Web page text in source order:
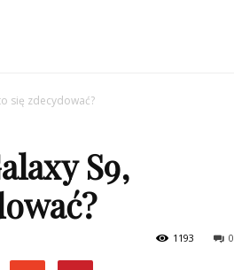
się zdecydować?
S9,
0
1193